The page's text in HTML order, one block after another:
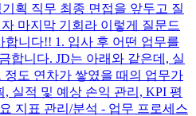
획 직무 최종 면접을 앞두고 질
마지막 기회라 이렇게 질문드
합니다!! 1. 입사 후 어떤 업무를
합니다. JD는 아래와 같은데, 실
도 연차가 쌓였을 때의 업무가
실적 및 예상 손익 관리, KPI 평
지표 관리/분석 - 업무 프로세스